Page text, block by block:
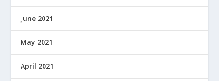
June 2021
May 2021
April 2021